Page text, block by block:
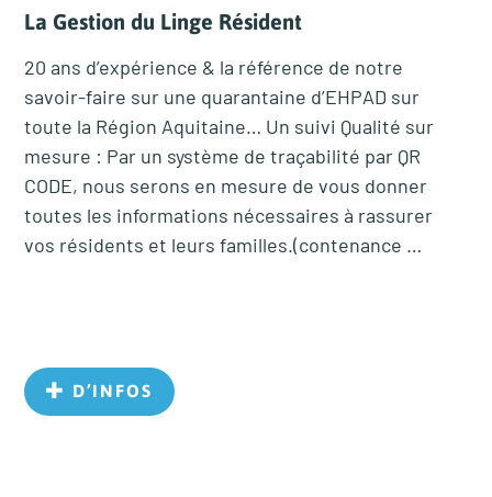
La Gestion du Linge Résident
20 ans d’expérience & la référence de notre
savoir-faire sur une quarantaine d’EHPAD sur
toute la Région Aquitaine… Un suivi Qualité sur
mesure : Par un système de traçabilité par QR
CODE, nous serons en mesure de vous donner
toutes les informations nécessaires à rassurer
vos résidents et leurs familles.(contenance …
D’INFOS